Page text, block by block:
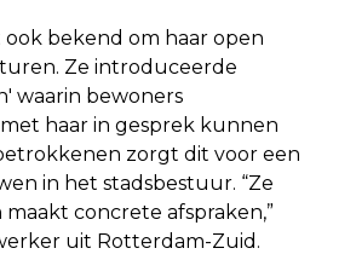
bekend om haar open
Ze introduceerde
waarin bewoners
haar in gesprek kunnen
zorgt dit voor een
in het stadsbestuur. “Ze
concrete afspraken,”
uit Rotterdam-Zuid.